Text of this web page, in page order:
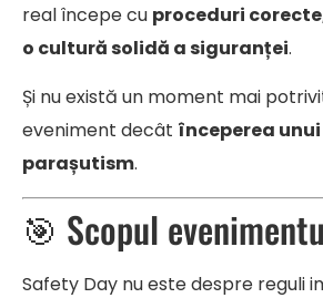
real începe cu proceduri
o cultură solidă a siguranței.
Și nu există un moment mai
eveniment decât începerea
parașutism.
🎯 Scopul
Safety Day nu este despre reguli